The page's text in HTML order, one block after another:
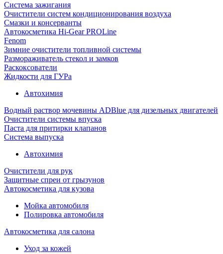
Система зажигания
Очистители систем кондиционирования воздуха
Смазки и консерванты
Автокосметика Hi-Gear PROLine
Fenom
Зимние очистители топливной системы
Размораживатель стекол и замков
Раскоксователи
Жидкости для ГУРа
Автохимия
Водный раствор мочевины ADBlue для дизельных двигателей
Очистители системы впуска
Паста для притирки клапанов
Система выпуска
Автохимия
Очистители для рук
Защитные спреи от грызунов
Автокосметика для кузова
Мойка автомобиля
Полировка автомобиля
Автокосметика для салона
Уход за кожей